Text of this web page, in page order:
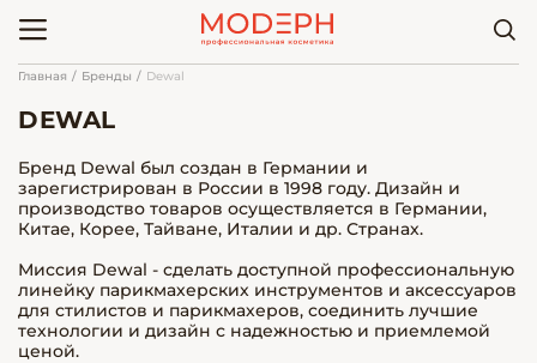
Главная Бренды Dewal
DEWAL
Бренд Dewal был создан в Германии и
зарегистрирован в России в 1998 году. Дизайн и
производство товаров осуществляется в Германии,
Китае, Корее, Тайване, Италии и др. Странах.
Миссия Dewal - сделать доступной профессиональную
линейку парикмахерских инструментов и аксессуаров
для стилистов и парикмахеров, соединить лучшие
технологии и дизайн с надежностью и приемлемой
ценой.